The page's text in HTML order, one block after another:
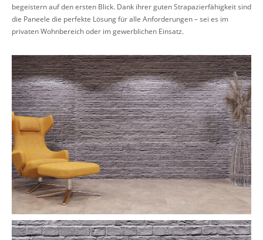
begeistern auf den ersten Blick. Dank ihrer guten Strapazierfähigkeit sind
die Paneele die perfekte Lösung für alle Anforderungen – sei es im
privaten Wohnbereich oder im gewerblichen Einsatz.